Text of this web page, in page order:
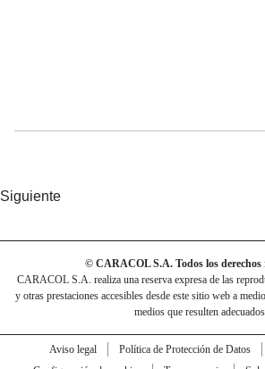
Siguiente
© CARACOL S.A. Todos los derechos
CARACOL S.A. realiza una reserva expresa de las
y otras prestaciones accesibles desde este sitio web a
medios que resulten adecuados.
Aviso legal Política de Protección de Datos